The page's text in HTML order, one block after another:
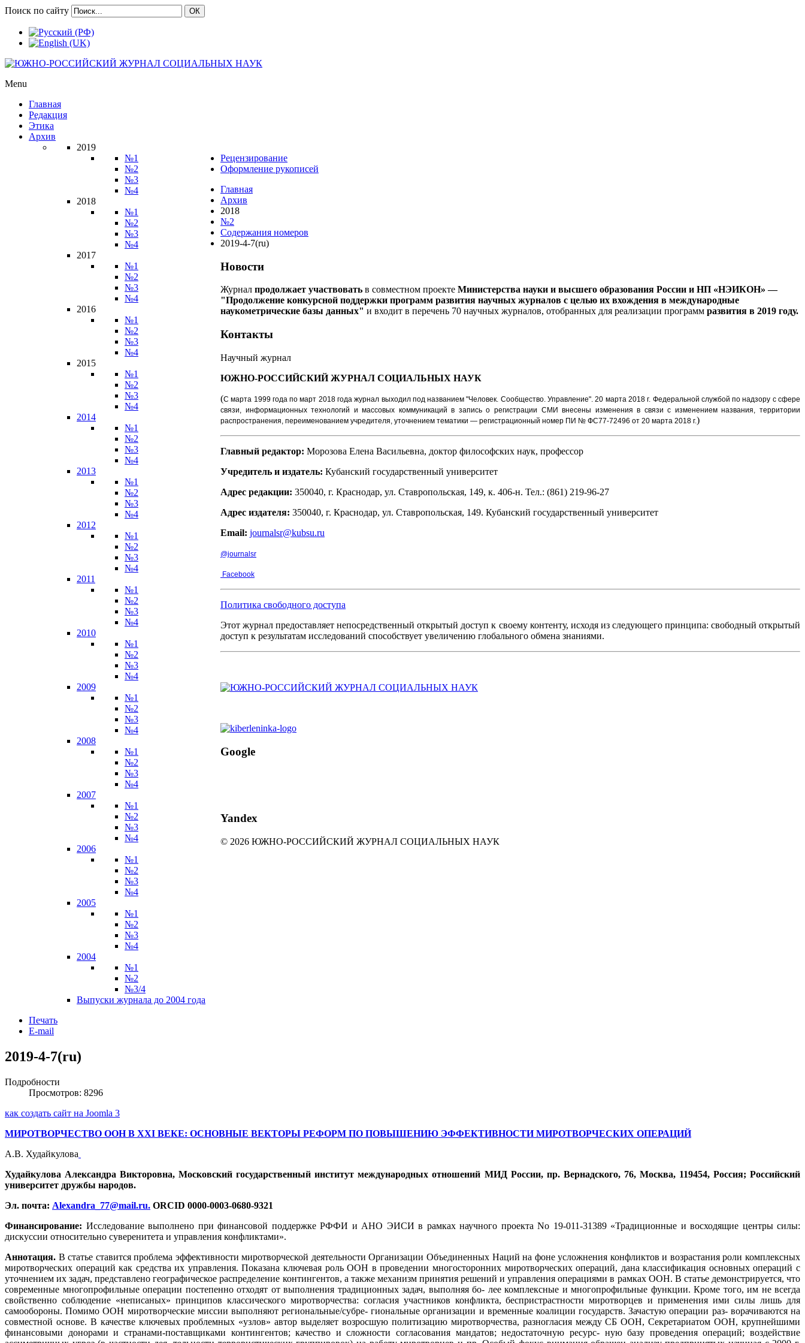
Поиск по сайту ОК
Menu
Главная
Редакция
Этика
Архив
2019
№1
№2
№3
№4
2018
№1
№2
№3
№4
2017
№1
№2
№3
№4
2016
№1
№2
№3
№4
2015
№1
№2
№3
№4
2014
№1
№2
№3
№4
2013
№1
№2
№3
№4
2012
№1
№2
№3
№4
2011
№1
№2
№3
№4
2010
№1
№2
№3
№4
2009
№1
№2
№3
№4
2008
№1
№2
№3
№4
2007
№1
№2
№3
№4
2006
№1
№2
№3
№4
2005
№1
№2
№3
№4
2004
№1
№2
№3/4
Выпуски журнала до 2004 года
Рецензирование
Оформление рукописей
Главная
Архив
2018
№2
Содержания номеров
2019-4-7(ru)
Печать
E-mail
2019-4-7(ru)
Подробности
Просмотров: 8296
как создать сайт на Joomla 3
МИРОТВОРЧЕСТВО ООН В XXI ВЕКЕ: ОСНОВНЫЕ ВЕКТОРЫ РЕФОРМ ПО ПОВЫШЕНИЮ ЭФФЕКТИВНОСТИ МИРОТВОРЧЕСКИХ ОПЕРАЦИЙ
А.В. Худайкулова
Худайкулова Александра Викторовна, Московский государственный институт международных отношений МИД России, пр. Вернадского, 76, Москва, 119454, Россия; Российский
университет дружбы народов.
Эл. почта: Alexandra_77@mail.ru. ORCID 0000-0003-0680-9321
Финансирование: Исследование выполнено при финансовой поддержке РФФИ и АНО ЭИСИ в рамках научного проекта No 19-011-31389 «Традиционные и восходящие центры силы:
дискуссии относительно суверенитета и управления конфликтами».
Аннотация. В статье ставится проблема эффективности миротворческой деятельности Организации Объединенных Наций на фоне усложнения конфликтов и возрастания роли комплексных
миротворческих операций как средства их управления. Показана ключевая роль ООН в проведении многосторонних миротворческих операций, дана классификация основных операций с
уточнением их задач, представлено географическое распределение контингентов, а также механизм принятия решений и управления операциями в рамках ООН. В статье демонстрируется, что
современные многопрофильные операции постепенно отходят от выполнения традиционных задач, выполняя бо- лее комплексные и многопрофильные функции. Кроме того, им не всегда
свойственно соблюдение «неписаных» принципов классического миротворчества: согласия участников конфликта, беспристрастности миротворцев и применения ими силы лишь для
самообороны. Помимо ООН миротворческие миссии выполняют региональные/субре- гиональные организации и временные коалиции государств. Зачастую операции раз- ворачиваются на
совместной основе. В качестве ключевых проблемных «узлов» автор выделяет возросшую политизацию миротворчества, разногласия между СБ ООН, Секретариатом ООН, крупнейшими
финансовыми донорами и странами-поставщиками контингентов; качество и сложности согласования мандатов; недостаточную ресурс- ную базу проведения операций; воздействие
Новости
Журнал продолжает участвовать в совместном проекте Министерства науки и высшего образования России и НП «НЭИКОН» —
"Продолжение конкурсной поддержки программ развития научных журналов с целью их вхождения в международные
наукометрические базы данных" и входит в перечень 70 научных журналов, отобранных для реализации программ развития в 2019 году.
Контакты
Научный журнал
ЮЖНО-РОССИЙСКИЙ ЖУРНАЛ СОЦИАЛЬНЫХ НАУК
(С марта 1999 года по март 2018 года журнал выходил под названием "Человек. Сообщество. Управление".20 марта 2018 г. Федеральной службой по надзору с сфере
связи, информационных технологий и массовых коммуникаций в запись о регистрации СМИ внесены изменения в связи с изменением названия, территории
распространения, переименованием учредителя, уточнением тематики — регистрационный номер ПИ № ФС77-72496 от 20 марта 2018 г.)
Главный редактор: Морозова Елена Васильевна, доктор философских наук, профессор
Учредитель и издатель: Кубанский государственный университет
Адрес редакции: 350040, г. Краснодар, ул. Ставропольская, 149, к. 406-н. Тел.: (861) 219-96-27
Адрес издателя: 350040, г. Краснодар, ул. Ставропольская, 149. Кубанский государственный университет
Email: journalsr@kubsu.ru
@journalsr
Facebook
Политика свободного доступа
Этот журнал предоставляет непосредственный открытый доступ к своему контенту, исходя из следующего принципа: свободный открытый
доступ к результатам исследований способствует увеличению глобального обмена знаниями.
Google
Yandex
© 2026 ЮЖНО-РОССИЙСКИЙ ЖУРНАЛ СОЦИАЛЬНЫХ НАУК